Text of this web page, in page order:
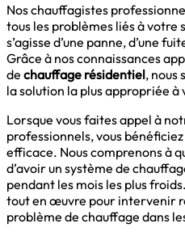
Nos chauffagistes
tous les problèmes liés à votre
s’agisse d’une panne, d’une
Grâce à nos connaissances
de chauffage résidentiel, nous
la solution la plus appropriée
Lorsque vous faites appel à
professionnels, vous
efficace. Nous comprenons à
d’avoir un système de
pendant les mois les plus
tout en œuvre pour intervenir
problème de chauffage dans